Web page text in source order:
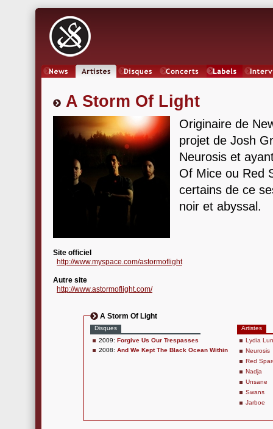
A Storm Of Light
Originaire de
projet de Josh
Neurosis et
Of Mice ou Red
certains de ce
noir et abyssal.
Site officiel
http://www.myspace.com/astormoflight
Autre site
http://www.astormoflight.com/
A Storm Of Light
Disques
2009: Forgive Us Our Trespasses
2008: And We Kept The Black Ocean Within
Artistes
Lydia
Neurosis
Red
Nadja
Unsane
Swans
Jarboe